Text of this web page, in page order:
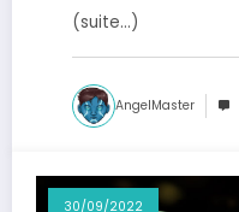
(suite…)
AngelMaster
30/09/2022